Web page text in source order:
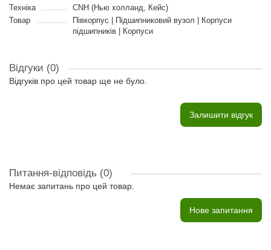
Техніка
CNH (Нью холланд, Кейс)
Товар
Півкорпус | Підшипниковий вузол | Корпуси
підшипників | Корпуси
Відгуки (0)
Відгуків про цей товар ще не було.
Залишити відгук
Питання-відповідь (0)
Немає запитань про цей товар.
Нове запитання